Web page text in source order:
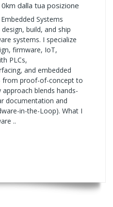
dalla tua posizione
Systems
build, and ship
systems. I specialize
firmware, IoT,
PLCs,
and embedded
from proof-of-concept to
blends hands-
documentation and
in-the-Loop). What I
..